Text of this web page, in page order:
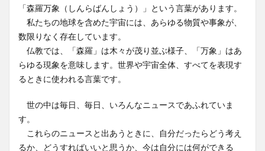
「森羅万象（しんらばんしょう）」という言葉があります。
私たちの地球を含めた宇宙には、あらゆる物質や事象が、
数限りなく存在しています。
仏教では、「森羅」は木々が茂り並ぶ様子、「万象」はあ
らゆる現象を意味します。世界や宇宙全体、すべてを表現す
るときに使われる言葉です。
世の中は毎日、毎日、いろんなニュースであふれていま
す。
これらのニュースと出あうときに、自分だったらどう考え
るか、どうすればいいと思うか、今は自分には何ができる